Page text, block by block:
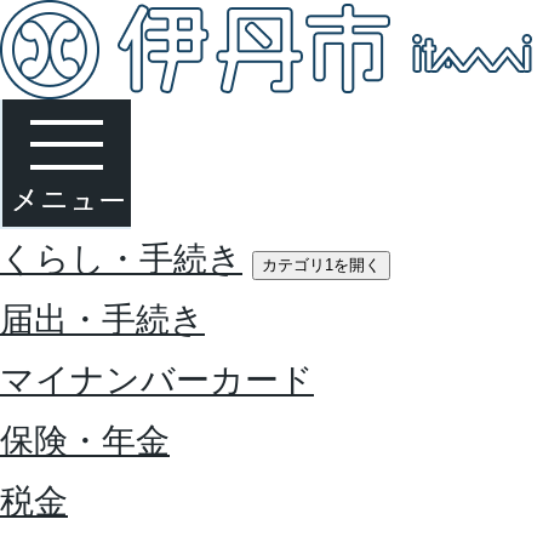
くらし・手続き カテゴリ1を開く
届出・手続き
マイナンバーカード
保険・年金
税金